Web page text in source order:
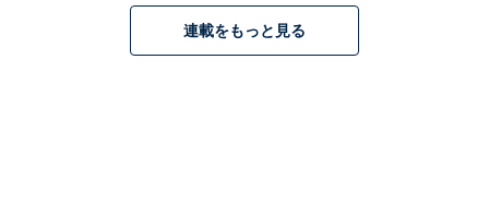
連載をもっと見る